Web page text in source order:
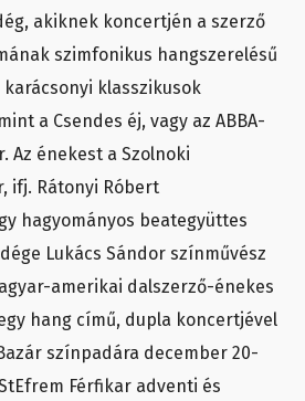
akiknek koncertjén a szerző
szimfonikus hangszerelésű
klasszikusok
a Csendes éj, vagy az ABBA-
Az énekest a Szolnoki
ifj. Rátonyi Róbert
hagyományos beategyüttes
Lukács Sándor színművész
amerikai dalszerző-énekes
hang című, dupla koncertjével
színpadára december 20-
Férfikar adventi és